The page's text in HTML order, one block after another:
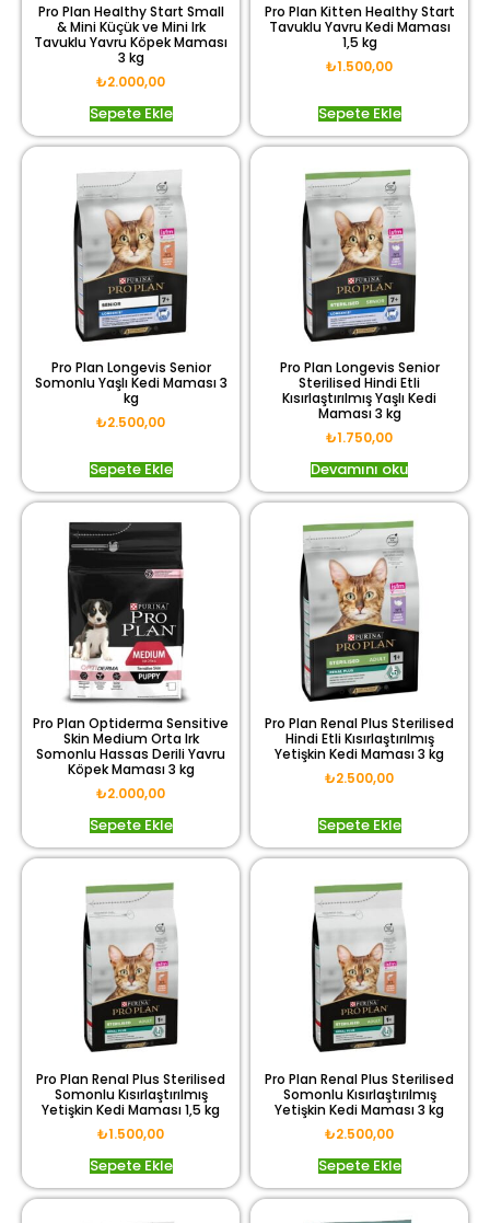
Pro Plan Healthy Start Small
& Mini Küçük ve Mini Irk
Tavuklu Yavru Köpek Maması
3 kg
₺2.000,00
Sepete Ekle
Pro Plan Kitten Healthy Start
Tavuklu Yavru Kedi Maması
1,5 kg
₺1.500,00
Sepete Ekle
Pro Plan Longevis Senior
Somonlu Yaşlı Kedi Maması 3
kg
₺2.500,00
Sepete Ekle
Pro Plan Longevis Senior
Sterilised Hindi Etli
Kısırlaştırılmış Yaşlı Kedi
Maması 3 kg
₺1.750,00
Devamını oku
Pro Plan Optiderma Sensitive
Skin Medium Orta Irk
Somonlu Hassas Derili Yavru
Köpek Maması 3 kg
₺2.000,00
Sepete Ekle
Pro Plan Renal Plus Sterilised
Hindi Etli Kısırlaştırılmış
Yetişkin Kedi Maması 3 kg
₺2.500,00
Sepete Ekle
Pro Plan Renal Plus Sterilised
Somonlu Kısırlaştırılmış
Yetişkin Kedi Maması 1,5 kg
₺1.500,00
Sepete Ekle
Pro Plan Renal Plus Sterilised
Somonlu Kısırlaştırılmış
Yetişkin Kedi Maması 3 kg
₺2.500,00
Sepete Ekle